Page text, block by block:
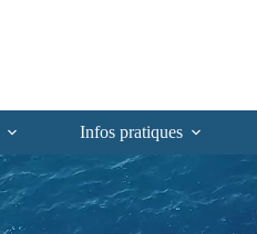
Infos pratiques